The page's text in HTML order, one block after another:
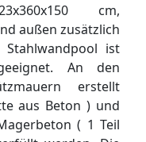
cm,
außen zusätzlich
Stahlwandpool ist
An den
erstellt
aus Beton ) und
( 1 Teil